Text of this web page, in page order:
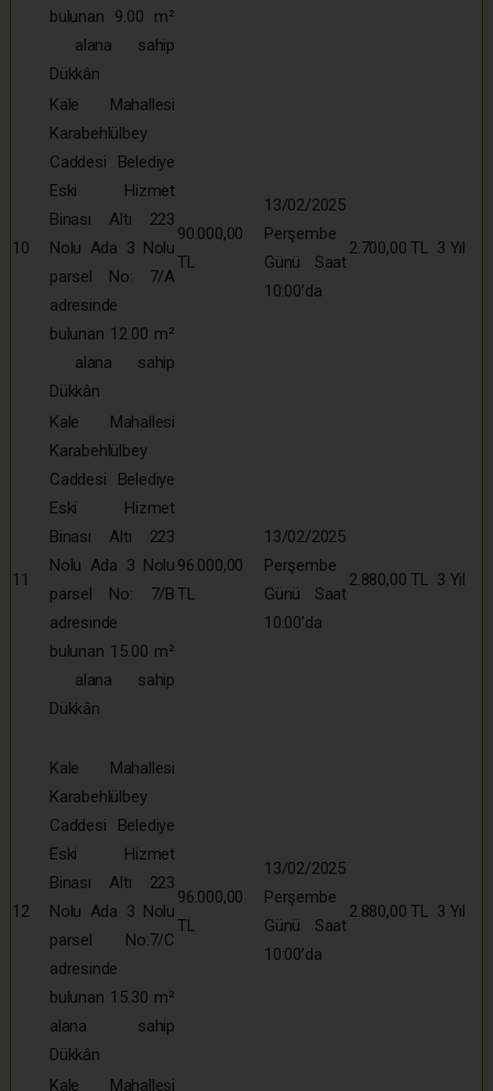
bulunan 9.00 m²
alana sahip
Dükkân
10
Kale Mahallesi
Karabehlülbey
Caddesi Belediye
Eski Hizmet
Binası Altı 223
Nolu Ada 3 Nolu
parsel No: 7/A
adresinde
bulunan 12.00 m²
alana sahip
Dükkân
90.000,00
TL
13/02/2025
Perşembe
Günü Saat
10:00’da
2.700,00 TL 3 Yıl
11
Kale Mahallesi
Karabehlülbey
Caddesi Belediye
Eski Hizmet
Binası Altı 223
Nolu Ada 3 Nolu
parsel No: 7/B
adresinde
bulunan 15.00 m²
alana sahip
Dükkân
96.000,00
TL
13/02/2025
Perşembe
Günü Saat
10:00’da
2.880,00 TL 3 Yıl
12
Kale Mahallesi
Karabehlülbey
Caddesi Belediye
Eski Hizmet
Binası Altı 223
Nolu Ada 3 Nolu
parsel No:7/C
adresinde
bulunan 15.30 m²
alana sahip
Dükkân
96.000,00
TL
13/02/2025
Perşembe
Günü Saat
10:00’da
2.880,00 TL 3 Yıl
Kale Mahallesi